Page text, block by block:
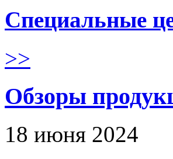
Специальные
>>
Обзоры
18 июня 2024